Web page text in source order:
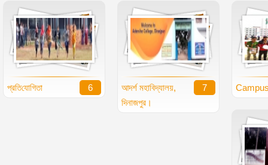
6
প্র‌তি‌যো‌গিতা 7
আদর্শ মহাবিদ্যালয়,
দিনাজপুর।